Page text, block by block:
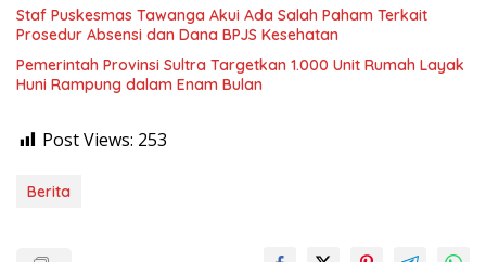
Staf Puskesmas Tawanga Akui Ada Salah Paham Terkait
Prosedur Absensi dan Dana BPJS Kesehatan
Pemerintah Provinsi Sultra Targetkan 1.000 Unit Rumah Layak
Huni Rampung dalam Enam Bulan
Post Views: 253
Berita